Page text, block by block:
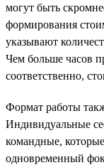
могут быть
формирования
указывают
Чем больше часов
соответственно,
Формат работы
Индивидуальные
командные,
одновременный